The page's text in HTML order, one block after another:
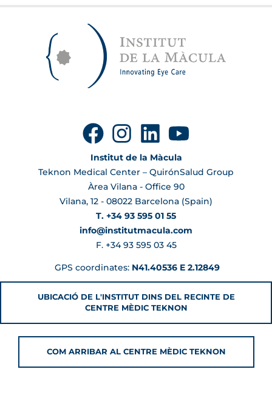
Institut de la Màcula
Teknon Medical Center – QuirónSalud Group
Àrea Vilana - Office 90
Vilana, 12 - 08022 Barcelona (Spain)
T. +34 93 595 01 55
info@institutmacula.com
F. +34 93 595 03 45
GPS coordinates: N41.40536 E 2.12849
UBICACIÓ DE L'INSTITUT DINS DEL RECINTE DE
CENTRE MÈDIC TEKNON
COM ARRIBAR AL CENTRE MÈDIC TEKNON